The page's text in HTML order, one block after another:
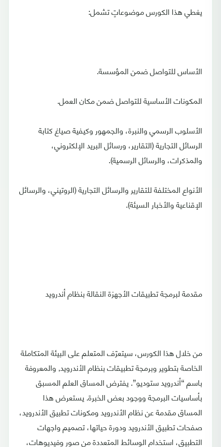
يغطي هذا الكورس موضوعاتٍ تشمل:
الأساس للتواصل ضمن المؤسسة.
المكونات الأساسية للتواصل ضمن مكان العمل.
الأسلوب الرسمي والنبرة، والجمهور وكيفية صياغ كتابة
الرسائل التجارية (التقارير، ورسائل البريد الإلكتروني،
والمذكرات، والرسائل الرسمية).
الأنواع المختلفة للتقارير والرسائل التجارية (الروتيني، والرسائل
الإقناعية والأخبار السيئة).
مقدمة لبرمجة تطبيقات الأجهزة النقالة بنظام أندرويد
من خلال هذا الكورس، سيتعرّف المتعلم على البيئة المتكاملة
الخاصة بتطوير وبرمجة تطبيقات بنظام الأندرويد, والمعروفة
باسم “أندرويد ستوديو”. يفترض المساق العلم المسبق
بأساسيات البرمجة ووجود بعض الخبرة. يستعرض هذا
المساق مقدمة عن نظام الأندرويد ومكونات تطبيق الأندرويد،
صفحات تطبيق الأندرويد ودورة حياتها، تصميم واجهات
التطبيق، استخدام الوسائط المتعددة من صور وفيديوهات،